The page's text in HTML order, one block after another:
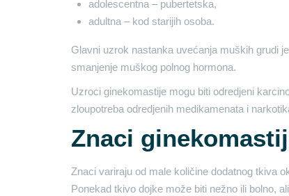
adolescentna – pubertetska,
adultna – kod starijih osoba.
Glavni uzrok nastanka uvećanja muških grudi
smanjenje muškog polnog hormona.
Uzroci ginekomastije mogu biti odredjeni
zloupotreba odredjenih medikamenata i
Znaci
Znaci variraju od male količine dodatnog tkiva
Ponekad tkivo dojke može biti nežno ili bolno,